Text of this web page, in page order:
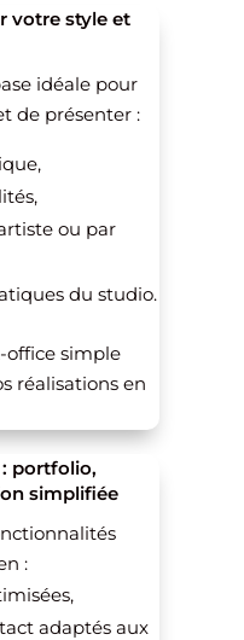
votre style et
idéale pour
de présenter :
ou par
du studio.
office simple
réalisations en
portfolio,
simplifiée
:
adaptés aux